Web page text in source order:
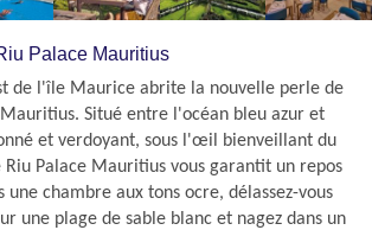
Palace Mauritius
de l'île Maurice abrite la nouvelle perle de
Mauritius. Situé entre l'océan bleu azur et
et verdoyant, sous l'œil bienveillant du
Palace Mauritius vous garantit un repos
une chambre aux tons ocre, délassez-vous
une plage de sable blanc et nagez dans un